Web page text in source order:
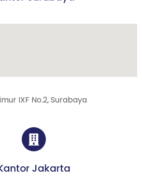
IXF No.2, Surabaya
Jakarta